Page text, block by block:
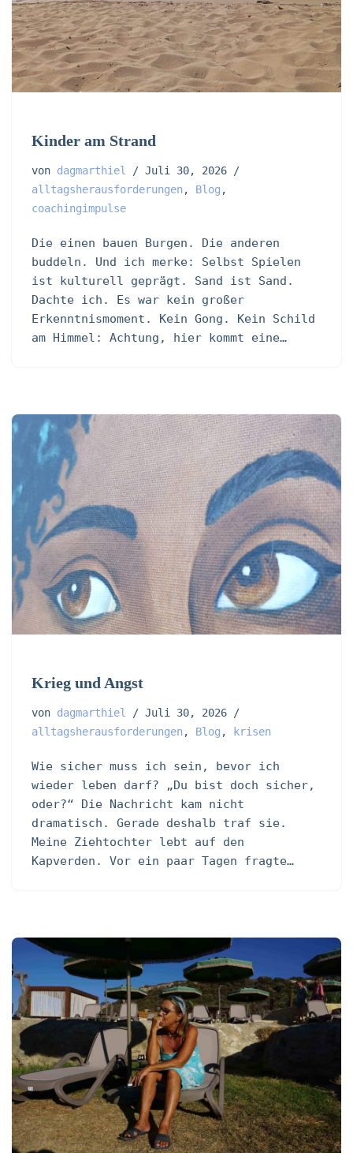
Kinder am Strand
von dagmarthiel
Juli 30, 2026
alltagsherausforderungen, Blog ,
coachingimpulse
Die einen bauen Burgen. Die anderen
buddeln. Und ich merke: Selbst Spielen
ist kulturell geprägt. Sand ist Sand.
Dachte ich. Es war kein großer
Erkenntnismoment. Kein Gong. Kein Schild
am Himmel: Achtung, hier kommt eine…
Krieg und Angst
von dagmarthiel
Juli 30, 2026
alltagsherausforderungen, Blog , krisen
Wie sicher muss ich sein, bevor ich
wieder leben darf? „Du bist doch sicher,
oder?“ Die Nachricht kam nicht
dramatisch. Gerade deshalb traf sie.
Meine Ziehtochter lebt auf den
Kapverden. Vor ein paar Tagen fragte…